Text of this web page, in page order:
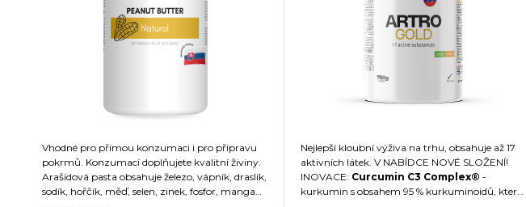
Vhodné pro přímou konzumaci i pro přípravu
pokrmů. Konzumací doplňujete kvalitní živiny.
Arašídová pasta obsahuje železo, vápník, draslík,
sodík, hořčík, měď, selen, zinek, fosfor, mangan,
Nejlepší kloubní výživa na trhu, obsahuje až 17
aktivních látek. V NABÍDCE NOVÉ SLOŽENÍ!
INOVACE: Curcumin C3 Complex® -
kurkumin s obsahem 95 % kurkuminoidů, který